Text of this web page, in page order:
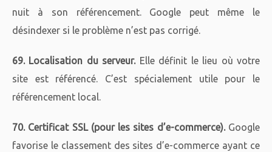
nuit à son référencement. Google peut même le
désindexer si le problème n’est pas corrigé.
69. Localisation du serveur.Elle définit le lieu où votre
site est référencé. C’est spécialement utile pour le
référencement local.
70. Certificat SSL (pour les sites d’e-commerce).Google
favorise le classement des sites d’e-commerce ayant ce